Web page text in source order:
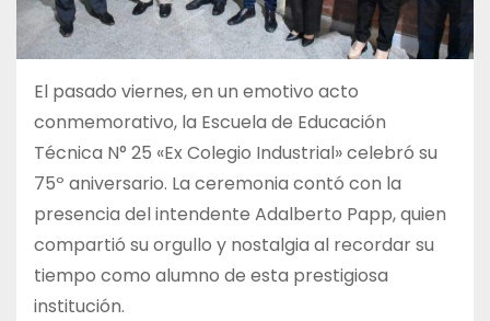
El pasado viernes, en un emotivo acto
conmemorativo, la Escuela de Educación
Técnica N° 25 «Ex Colegio Industrial» celebró su
75º aniversario. La ceremonia contó con la
presencia del intendente Adalberto Papp, quien
compartió su orgullo y nostalgia al recordar su
tiempo como alumno de esta prestigiosa
institución.